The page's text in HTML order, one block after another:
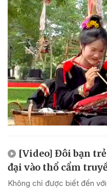
[Video] Đôi bạn
đại vào thổ cẩm
Không chỉ được biết đến